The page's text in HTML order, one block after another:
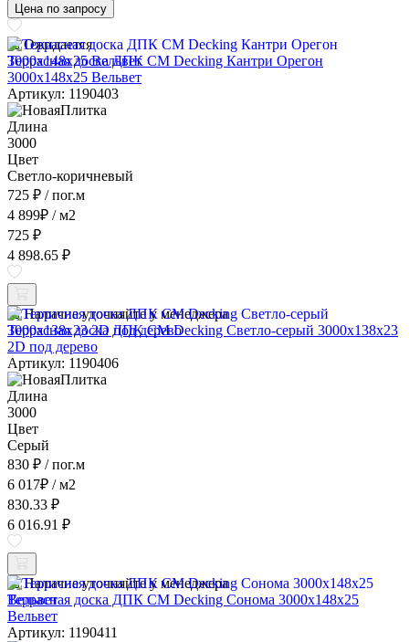
Цена по запросу
Ожидается
Террасная доска ДПК CM Decking Кантри Орегон
3000x148x25 Вельвет
Артикул: 1190403
Длина
3000
Цвет
Светло-коричневый
725 ₽ / пог.м
4 899₽ / м2
725 ₽
4 898.65 ₽
Наличие уточняйте у менеджера
Террасная доска ДПК CM Decking Светло-серый 3000x138x23
2D под дерево
Артикул: 1190406
Длина
3000
Цвет
Серый
830 ₽ / пог.м
6 017₽ / м2
830.33 ₽
6 016.91 ₽
Наличие уточняйте у менеджера
Террасная доска ДПК CM Decking Сонома 3000x148x25
Вельвет
Артикул: 1190411